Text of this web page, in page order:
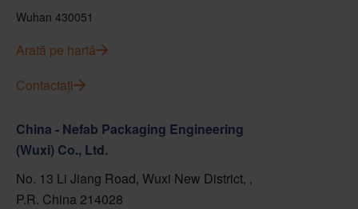
Wuhan 430051
Arată pe hartă
Contactați
China - Nefab Packaging Engineering
(Wuxi) Co., Ltd.
No. 13 Li Jiang Road, Wuxi New District, ,
P.R. China 214028